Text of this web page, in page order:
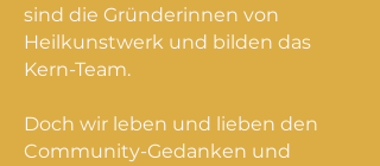
sind die Gründerinnen von
Heilkunstwerk und bilden das
Kern-Team.
Doch wir leben und lieben den
Community-Gedanken und